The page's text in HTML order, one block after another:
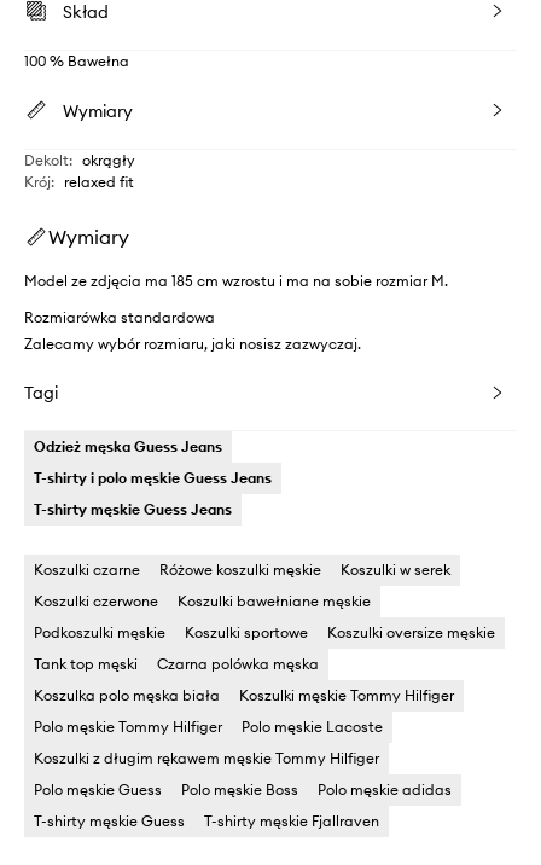
Skład
100 % Bawełna
Wymiary
Dekolt: okrągły
Krój: relaxed fit
Wymiary
Model ze zdjęcia ma 185 cm wzrostu i ma na sobie rozmiar M.
Rozmiarówka standardowa
Zalecamy wybór rozmiaru, jaki nosisz zazwyczaj.
Tagi
Odzież męska Guess Jeans
T-shirty i polo męskie Guess Jeans
T-shirty męskie Guess Jeans
Koszulki czarne Różowe koszulki męskie
Koszulki w serek
Koszulki czerwone
Koszulki bawełniane męskie
Podkoszulki męskie
Koszulki sportowe
Koszulki oversize męskie
Tank top męski
Czarna polówka męska
Koszulka polo męska biała
Koszulki męskie Tommy Hilfiger
Polo męskie Tommy Hilfiger
Polo męskie Lacoste
Koszulki z długim rękawem męskie Tommy Hilfiger
Polo męskie Guess
Polo męskie Boss
Polo męskie adidas
T-shirty męskie Guess
T-shirty męskie Fjallraven